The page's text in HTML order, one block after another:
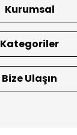
Kurumsal
Kategoriler
Bize Ulaşın